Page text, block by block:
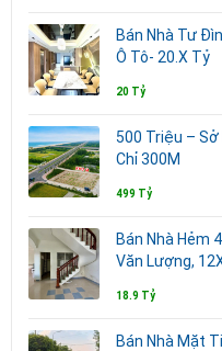
Bán Nhà Tư
Ô Tô- 20.X Tỷ
20 Tỷ
500 Triệu –
Chỉ 300M
499 Tỷ
Bán Nhà Hẻm
Văn Lượng,
18.9 Tỷ
Bán Nhà Mặt